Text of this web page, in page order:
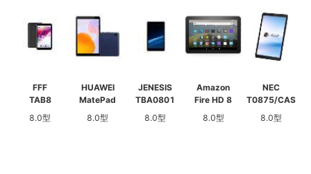
FFF
TAB8
8.0型
HUAWEI
MatePad
8.0型
JENESIS
TBA0801
8.0型
Amazon
Fire HD 8
8.0型
NEC
T0875/CAS
8.0型